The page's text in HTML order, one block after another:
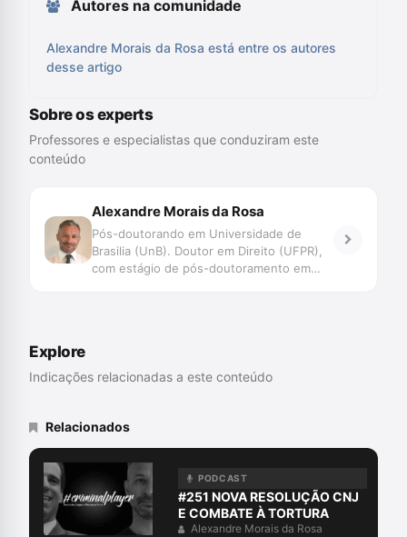
Autores na comunidade
Alexandre Morais da Rosa está entre os autores
desse artigo
Sobre os experts
Professores e especialistas que conduziram este
conteúdo
Alexandre Morais da Rosa
Pós-doutorando em Universidade de
Brasilia (UnB). Doutor em Direito (UFPR),
com estágio de pós-doutoramento em
Associação Ibero Americana de Direito e
Decisão, Automação e Inteligência
Coordena o Grupo de Pesquisa
SpinLawLab (CNPq UNIVALI)
Explore
Indicações relacionadas a este conteúdo
Relacionados
PODCAST
#251 NOVA RESOLUÇÃO CNJ
E COMBATE À TORTURA
Alexandre Morais da Rosa